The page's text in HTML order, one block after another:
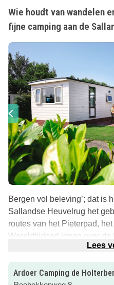
Wie houdt van wandelen
fijne camping aan de
Bergen vol beleving’; dat is
Sallandse Heuvelrug het
routes van het Pieterpad,
Wereldtijdpad lopen over de
zuidkant van dit
maakt dit ook een
Na een flinke wandeling of
Lees
Ardoer Camping de